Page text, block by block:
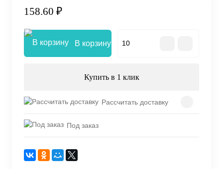
158.60 ₽
В корзину
Купить в 1 клик
Рассчитать доставку
Под заказ